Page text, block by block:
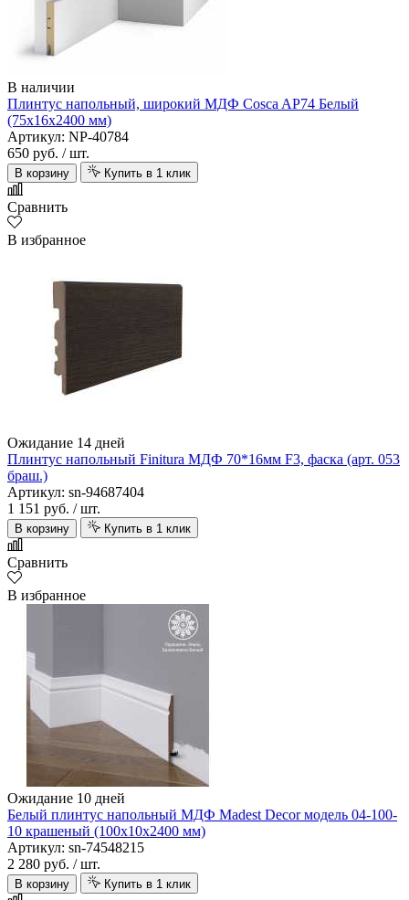
В наличии
Плинтус напольный, широкий МДФ Cosca AP74 Белый
(75х16х2400 мм)
Артикул: NP-40784
650 руб. / шт.
В корзину Купить в 1 клик
Сравнить
В избранное
Ожидание 14 дней
Плинтус напольный Finitura МДФ 70*16мм F3, фаска (арт. 053
браш.)
Артикул: sn-94687404
1 151 руб. / шт.
В корзину Купить в 1 клик
Сравнить
В избранное
Ожидание 10 дней
Белый плинтус напольный МДФ Madest Decor модель 04-100-
10 крашеный (100х10х2400 мм)
Артикул: sn-74548215
2 280 руб. / шт.
В корзину Купить в 1 клик